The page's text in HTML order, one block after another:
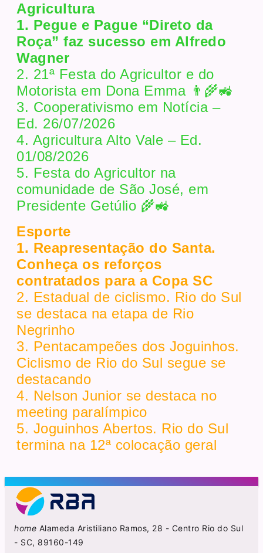
Agricultura
1. Pegue e Pague “Direto da
Roça” faz sucesso em Alfredo
Wagner
2. 21ª Festa do Agricultor e do
Motorista em Dona Emma 👨‍🌾🚜
3. Cooperativismo em Notícia –
Ed. 26/07/2026
4. Agricultura Alto Vale – Ed.
01/08/2026
5. Festa do Agricultor na
comunidade de São José, em
Presidente Getúlio 🌾🚜
Esporte
1. Reapresentação do Santa.
Conheça os reforços
contratados para a Copa SC
2. Estadual de ciclismo. Rio do Sul
se destaca na etapa de Rio
Negrinho
3. Pentacampeões dos Joguinhos.
Ciclismo de Rio do Sul segue se
destacando
4. Nelson Junior se destaca no
meeting paralímpico
5. Joguinhos Abertos. Rio do Sul
termina na 12ª colocação geral
home Alameda Aristiliano Ramos, 28 - Centro Rio do Sul
- SC, 89160-149